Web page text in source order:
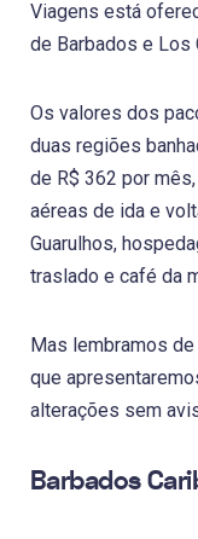
Viagens está
de Barbados e Los
Os valores dos
duas regiões
de R$ 362 por
aéreas de ida e
Guarulhos,
traslado e café da
Mas lembramos
que
alterações sem
Barbados